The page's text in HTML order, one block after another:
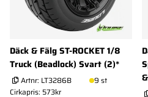
Däck & Fälg ST-ROCKET 1/8
Truck (Beadlock) Svart (2)*
Artnr: LT3286B
9 st
Cirkapris: 573kr